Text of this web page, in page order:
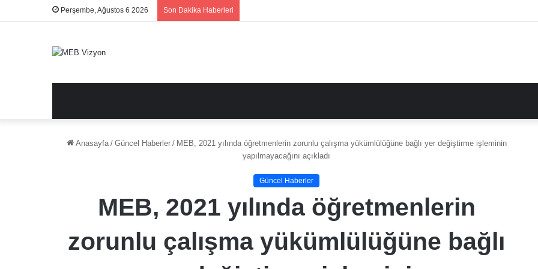
Perşembe, Ağustos 6 2026 Son Dakika Haberleri
Anasayfa / Güncel Haberler / MEB, 2021 yılında öğretmenlerin zorunlu çalışma yükümlülüğüne bağlı yer değiştirme işleminin
yapılmayacağını açıkladı
Güncel Haberler
MEB, 2021 yılında öğretmenlerin
zorunlu çalışma yükümlülüğüne bağlı